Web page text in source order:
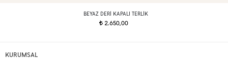
BEYAZ DERI KAPALI TERLIK
t2.650,00
KURUMSAL